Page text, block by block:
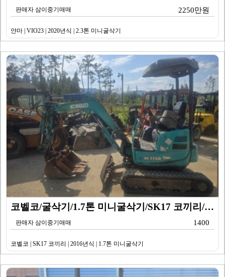
판매자 삼이중기매매 2250만원
얀마 | VIO23 | 2020년식 | 2.3톤 미니굴삭기
코벨코/굴삭기/1.7톤 미니굴삭기/SK17 코끼리/20…
판매자 삼이중기매매 1400
코벨코 | SK17 코끼리 | 2016년식 | 1.7톤 미니굴삭기